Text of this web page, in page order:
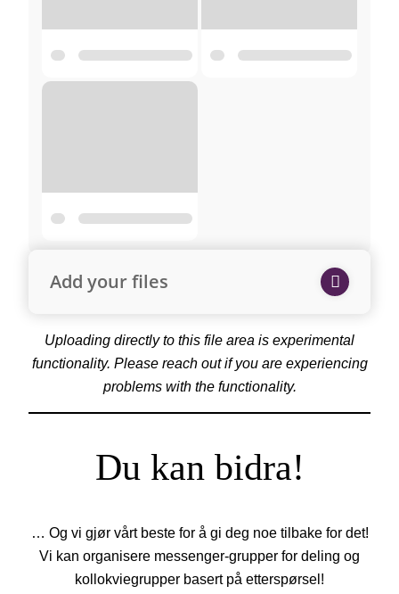
Add your files
Uploading directly to this file area is experimental
functionality. Please reach out if you are experiencing
problems with the functionality.
Du kan bidra!
… Og vi gjør vårt beste for å gi deg noe tilbake for det!
Vi kan organisere messenger-grupper for deling og
kollokviegrupper basert på etterspørsel!